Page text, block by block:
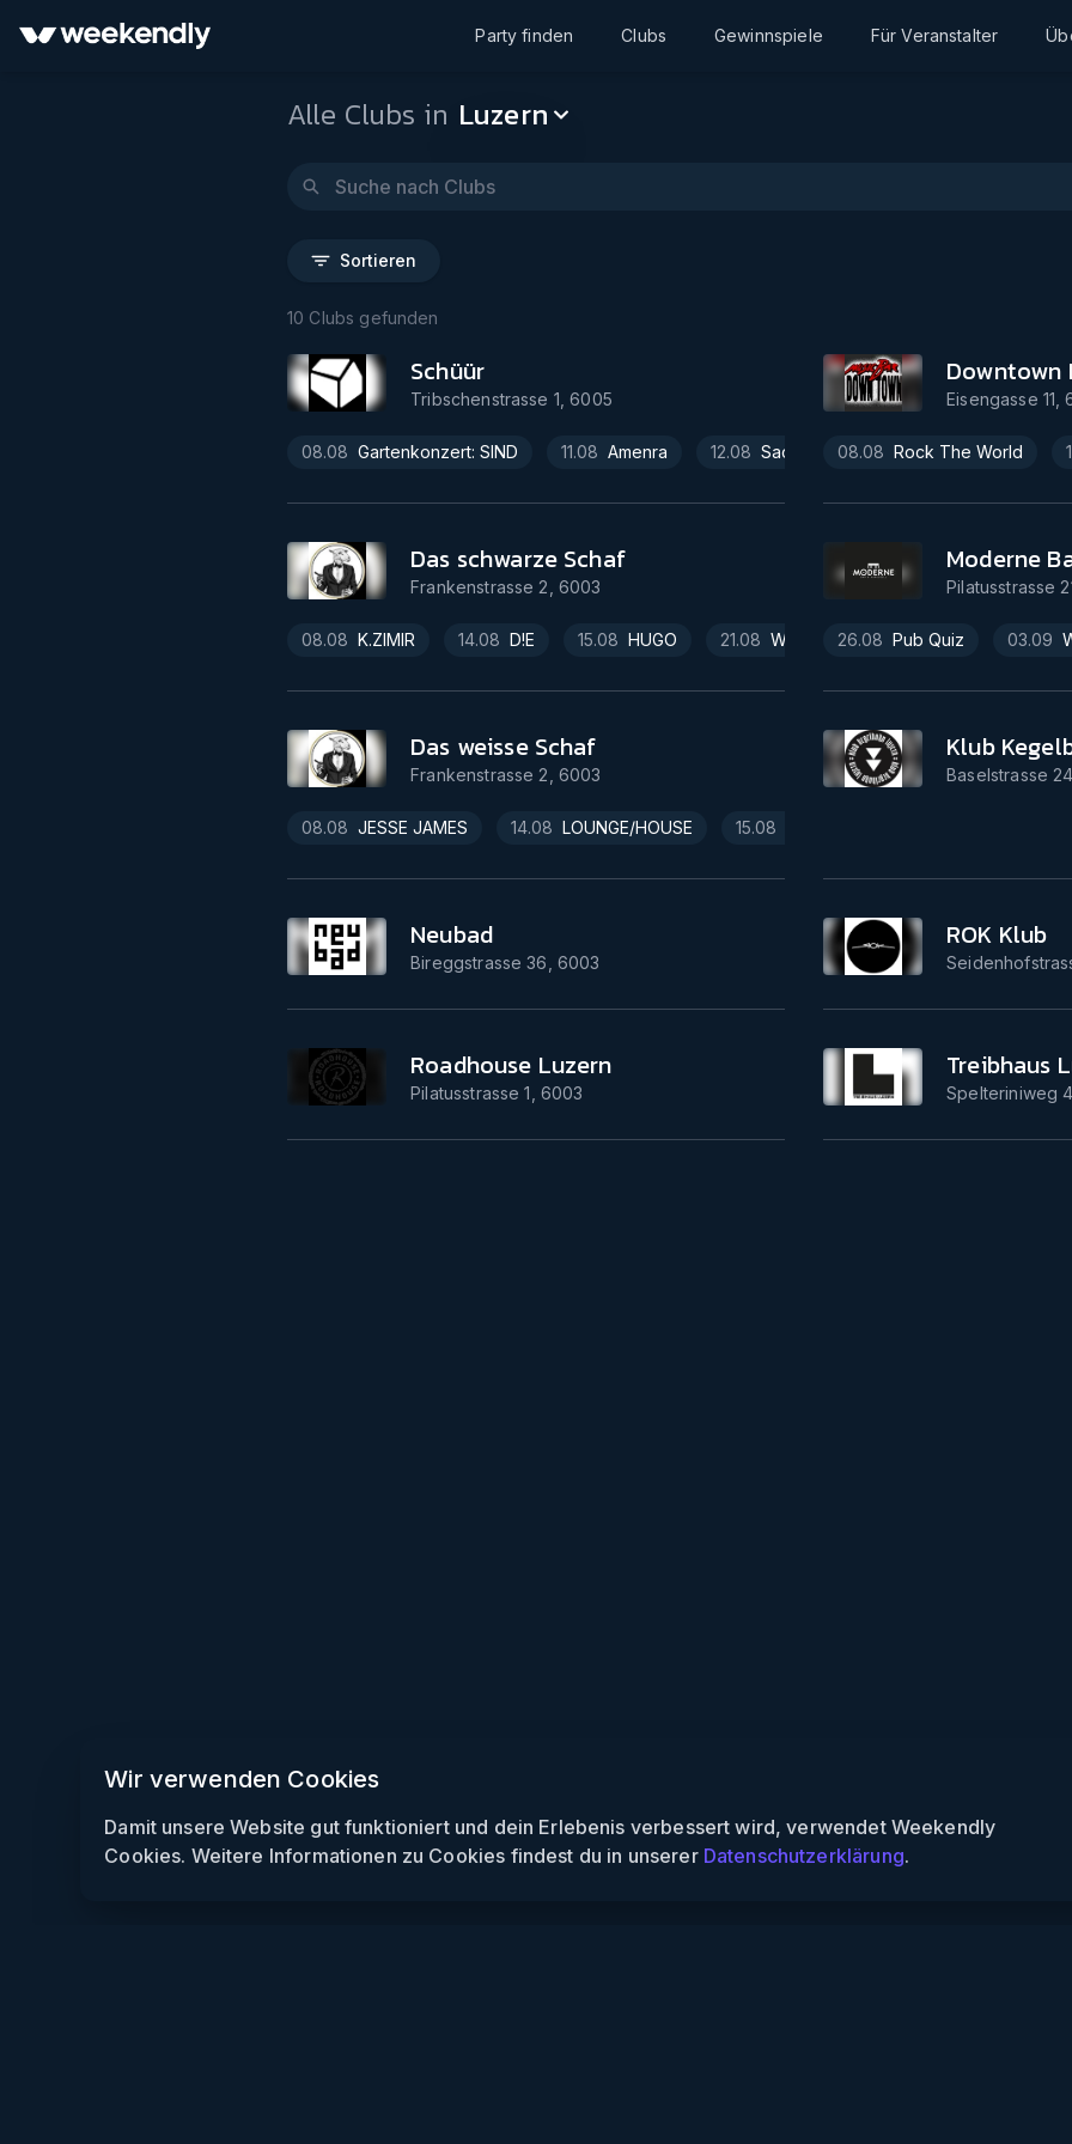
Wir verwenden Cookies
Damit unsere Website gut funktioniert und dein Erlebenis verbessert wird, verwendet Weekendly
Cookies. Weitere Informationen zu Cookies findest du in unserer Datenschutzerklärung.
Party finden Clubs Gewinnspiele Für Veranstalter
Alle Clubs in Luzern
Sortieren
10 Clubs gefunden
Schüür
Tribschenstrasse 1 ,6005
08.08 Gartenkonzert: SIND 11.08 Amenra 12.08 Sacred Reich 13.08 Noche
Downtown
Eisengasse 11 ,
08.08 Rock The World
Das schwarze Schaf
Frankenstrasse 2 6003
08.08 K.ZIMIR 14.08 D!E 15.08 HUGO 21.08 WARREN 22.08 MISCH
Moderne
Pilatusstrasse
26.08 Pub Quiz 03.09
Das weisse Schaf
Frankenstrasse 2 6003
08.08 JESSE JAMES 14.08 LOUNGE/HOUSE 15.08
Klub
Baselstrasse 24
Neubad
Bireggstrasse 36 6003
ROK Klub
Roadhouse Luzern
Pilatusstrasse 1 6003
Treibhaus
Spelteriniweg 4